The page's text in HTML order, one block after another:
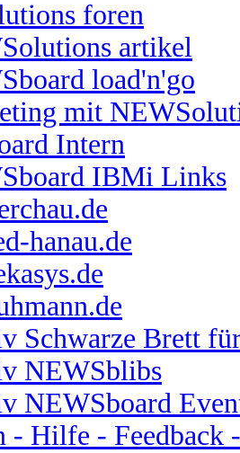
foren
artikel
load'n'go
mit
Intern
IBMi Links
hanau.de
Schwarze Brett
NEWSblibs
NEWSboard
- Hilfe - Feedback